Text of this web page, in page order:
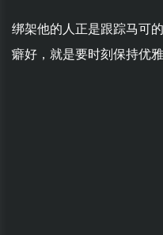
绑架他的人正是跟踪马可
癖好，就是要时刻保持优雅